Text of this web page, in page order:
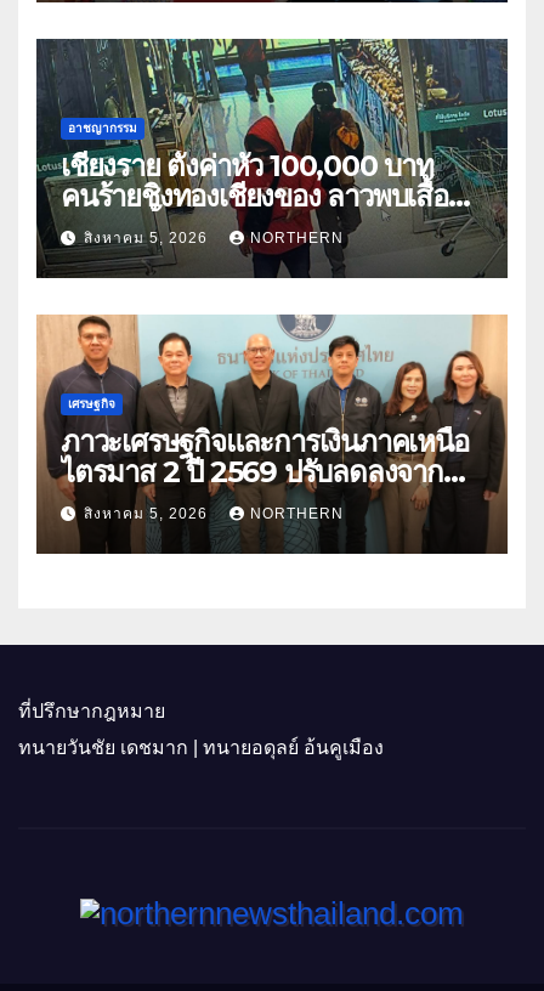
อาชญากรรม
เชียงราย ตั้งค่าหัว 100,000 บาท
คนร้ายชิงทองเชียงของ ลาวพบเสื้อผ้า
คนร้ายตั้งจุดตรวจตามเส้นทาง
สิงหาคม 5, 2026 NORTHERN
เศรษฐกิจ
ภาวะเศรษฐกิจและการเงินภาคเหนือ
ไตรมาส 2 ปี 2569 ปรับลดลงจาก
ราคาพลังงาน ค่าครองชีพ
สิงหาคม 5, 2026 NORTHERN
ที่ปรึกษากฎหมาย
ทนายวันชัย เดชมาก | ทนายอดุลย์ อ้นคูเมือง